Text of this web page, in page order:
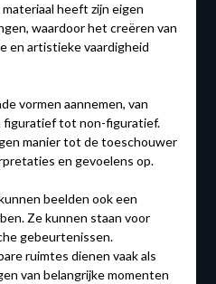
heeft zijn eigen
waardoor het creëren van
en artistieke vaardigheid
vormen aannemen, van
figuratief tot non-figuratief.
manier tot de toeschouwer
en gevoelens op.
beelden ook een
Ze kunnen staan voor
gebeurtenissen.
ruimtes dienen vaak als
van belangrijke momenten